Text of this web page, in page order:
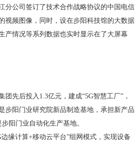
分公司签订了技术合作战略协议的中国电信
视频图像，同时，设在步阳科技馆的大数据
产情况等系列数据也实时显示在了大屏幕
先后投入1.3亿元，建成“5G智慧工厂”，
步阳门业研究院新品制造基地，承担新产品
阳门业自动化生产基地。
缘计算+移动云平台”组网模式，实现设备